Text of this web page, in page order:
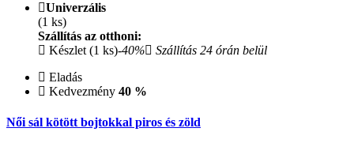
Univerzális
(1 ks)
Szállítás az otthoni:
Készlet (1 ks)-40%
Szállítás 24 órán belül
Eladás
Kedvezmény 40 %
Női sál kötött bojtokkal piros és zöld